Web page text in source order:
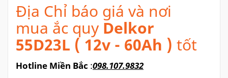
Địa Chỉ báo giá và nơi
mua ắc quy Delkor
55D23L ( 12v - 60Ah ) tốt
Hotline Miền Bắc :098.107.9832